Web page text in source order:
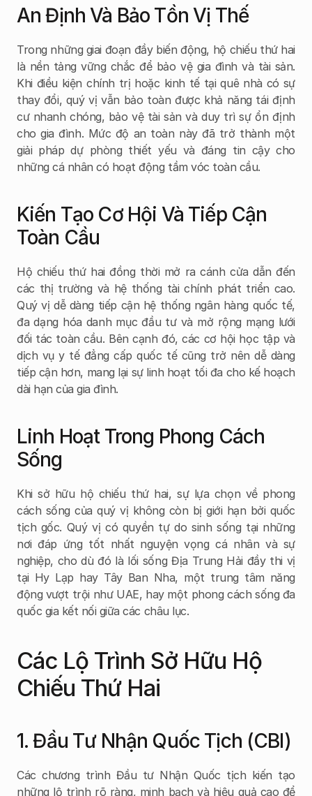
An Định Và Bảo Tồn Vị Thế
Trong những giai đoạn đầy biến động, hộ chiếu thứ hai
là nền tảng vững chắc để bảo vệ gia đình và tài sản.
Khi điều kiện chính trị hoặc kinh tế tại quê nhà có sự
thay đổi, quý vị vẫn bảo toàn được khả năng tái định
cư nhanh chóng, bảo vệ tài sản và duy trì sự ổn định
cho gia đình. Mức độ an toàn này đã trở thành một
giải pháp dự phòng thiết yếu và đáng tin cậy cho
những cá nhân có hoạt động tầm vóc toàn cầu.
Kiến Tạo Cơ Hội Và Tiếp Cận
Toàn Cầu
Hộ chiếu thứ hai đồng thời mở ra cánh cửa dẫn đến
các thị trường và hệ thống tài chính phát triển cao.
Quý vị dễ dàng tiếp cận hệ thống ngân hàng quốc tế,
đa dạng hóa danh mục đầu tư và mở rộng mạng lưới
đối tác toàn cầu. Bên cạnh đó, các cơ hội học tập và
dịch vụ y tế đẳng cấp quốc tế cũng trở nên dễ dàng
tiếp cận hơn, mang lại sự linh hoạt tối đa cho kế hoạch
dài hạn của gia đình.
Linh Hoạt Trong Phong Cách
Sống
Khi sở hữu hộ chiếu thứ hai, sự lựa chọn về phong
cách sống của quý vị không còn bị giới hạn bởi quốc
tịch gốc. Quý vị có quyền tự do sinh sống tại những
nơi đáp ứng tốt nhất nguyện vọng cá nhân và sự
nghiệp, cho dù đó là lối sống Địa Trung Hải đầy thi vị
tại Hy Lạp hay Tây Ban Nha, một trung tâm năng
động vượt trội như UAE, hay một phong cách sống đa
quốc gia kết nối giữa các châu lục.
Các Lộ Trình Sở Hữu Hộ
Chiếu Thứ Hai
1. Đầu Tư Nhận Quốc Tịch (CBI)
Các chương trình Đầu tư Nhận Quốc tịch kiến tạo
những lộ trình rõ ràng, minh bạch và hiệu quả cao để